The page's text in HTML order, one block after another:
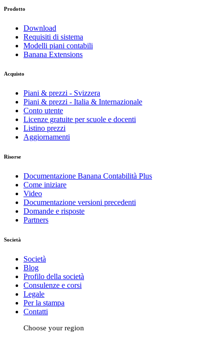
Prodotto
Download
Requisiti di sistema
Modelli piani contabili
Banana Extensions
Acquisto
Piani & prezzi - Svizzera
Piani & prezzi - Italia & Internazionale
Conto utente
Licenze gratuite per scuole e docenti
Listino prezzi
Aggiornamenti
Risorse
Documentazione Banana Contabilità Plus
Come iniziare
Video
Documentazione versioni precedenti
Domande e risposte
Partners
Società
Società
Blog
Profilo della società
Consulenze e corsi
Legale
Per la stampa
Contatti
Choose your region